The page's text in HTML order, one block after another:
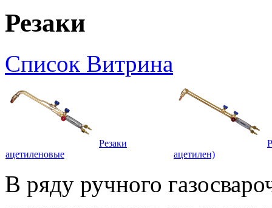
Резаки
Список Витрина
Резаки
ацетиленовые
ацетилен)
В ряду ручного